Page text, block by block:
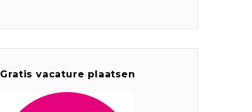
Gratis vacature plaatsen